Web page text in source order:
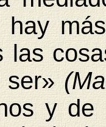
hay
las
ser»
y de